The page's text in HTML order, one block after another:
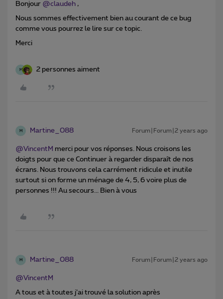
Bonjour @claudeh ,
Nous sommes effectivement bien au courant de ce bug
comme vous pourrez le lire sur ce topic.
Merci
M 2 personnes aiment
M Martine_088 Forum|Forum|2 years ago
@VincentM merci pour vos réponses. Nous croisons les
doigts pour que ce Continuer à regarder disparaît de nos
écrans. Nous trouvons cela carrément ridicule et inutile
surtout si on forme un ménage de 4, 5, 6 voire plus de
personnes !!! Au secours... Bien à vous
M Martine_088 Forum|Forum|2 years ago
@VincentM
A tous et à toutes j’ai trouvé la solution après